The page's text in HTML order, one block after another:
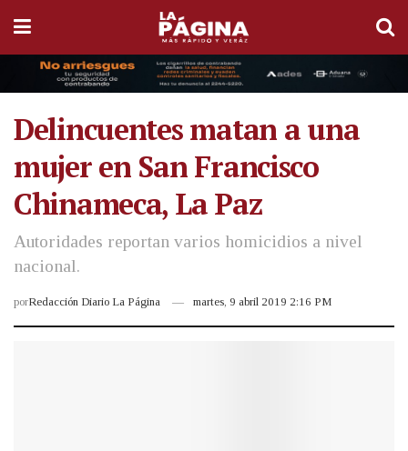
Delincuentes matan a una
mujer en San Francisco
Chinameca, La Paz
Autoridades reportan varios homicidios a nivel
nacional.
porRedacción Diario La Página martes, 9 abril 2019 2:16 PM